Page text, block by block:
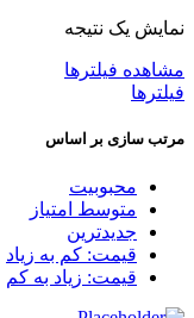
نمایش یک نتیجه
مشاهده فیلترها
فیلترها
مرتب سازی بر اساس
محبوبیت
متوسط امتیاز
جدیدترین
قیمت: کم به زیاد
قیمت: زیاد به کم